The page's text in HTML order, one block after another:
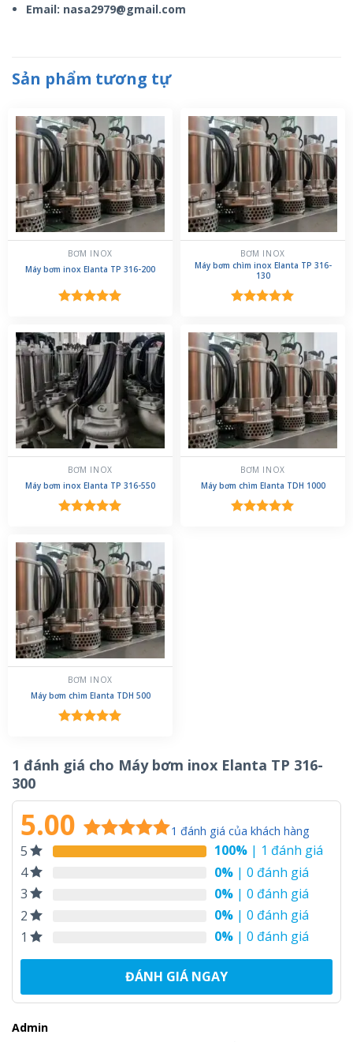
Email: nasa2979@gmail.com
Sản phẩm tương tự
BƠM INOX
Máy bơm inox Elanta TP 316-200
5 sao
BƠM INOX
Máy bơm chìm inox Elanta TP 316-
130
5 sao
BƠM INOX
Máy bơm inox Elanta TP 316-550
5 sao
BƠM INOX
Máy bơm chìm Elanta TDH 1000
BƠM INOX
Máy bơm chìm Elanta TDH 500
5 sao
1 đánh giá cho Máy bơm inox Elanta TP 316-
300
5.00 1 đánh giá của khách hàng
5 100% | 1 đánh giá
4
0% | 0 đánh giá
3
0% | 0 đánh giá
2
0% | 0 đánh giá
1
0% | 0 đánh giá
ĐÁNH GIÁ NGAY
Admin